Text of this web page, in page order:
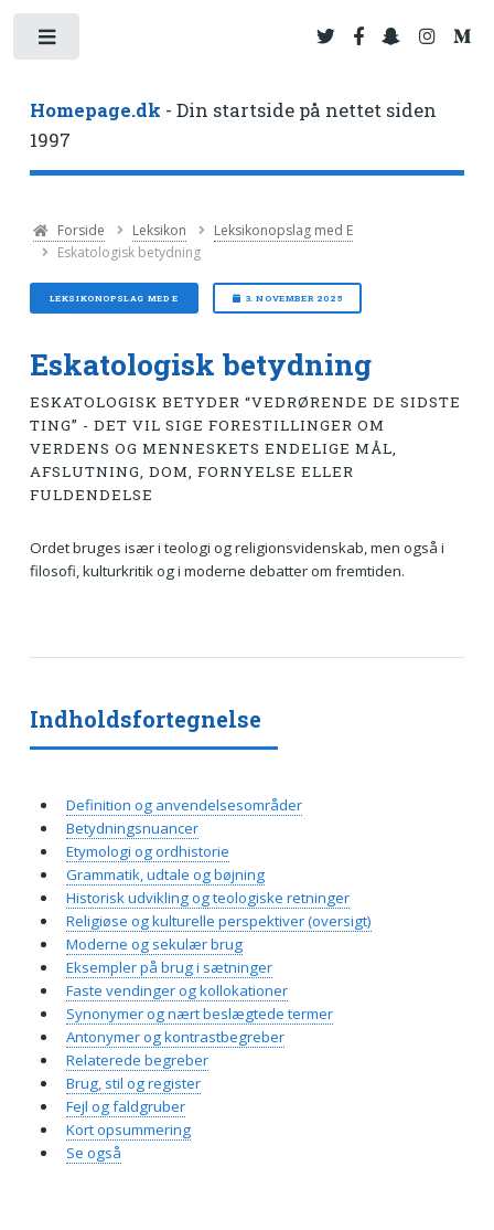
Homepage.dk - Din startside på nettet siden
1997
Forside Leksikon
Leksikonopslag med E
Eskatologisk betydning
LEKSIKONOPSLAG MED E 3. NOVEMBER 2025
Eskatologisk betydning
ESKATOLOGISK BETYDER “VEDRØRENDE DE SIDSTE
TING” - DET VIL SIGE FORESTILLINGER OM
VERDENS OG MENNESKETS ENDELIGE MÅL,
AFSLUTNING, DOM, FORNYELSE ELLER
FULDENDELSE
Ordet bruges især i teologi og religionsvidenskab, men også i
filosofi, kulturkritik og i moderne debatter om fremtiden.
Indholdsfortegnelse
Definition og anvendelsesområder
Betydningsnuancer
Etymologi og ordhistorie
Grammatik, udtale og bøjning
Historisk udvikling og teologiske retninger
Religiøse og kulturelle perspektiver (oversigt)
Moderne og sekulær brug
Eksempler på brug i sætninger
Faste vendinger og kollokationer
Synonymer og nært beslægtede termer
Antonymer og kontrastbegreber
Relaterede begreber
Brug, stil og register
Fejl og faldgruber
Kort opsummering
Se også